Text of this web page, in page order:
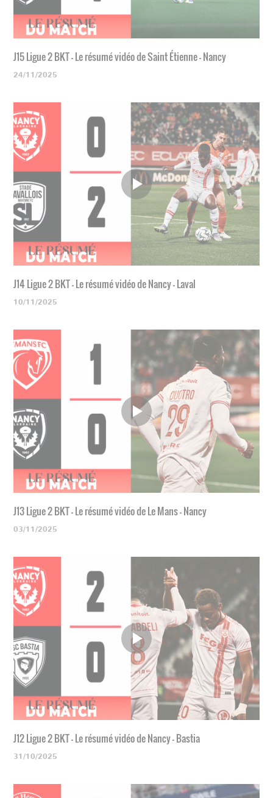
J15 Ligue 2 BKT - Le résumé vidéo de Saint Étienne - Nancy
24/11/2025
J14 Ligue 2 BKT - Le résumé vidéo de Nancy - Laval
10/11/2025
J13 Ligue 2 BKT - Le résumé vidéo de Le Mans - Nancy
03/11/2025
J12 Ligue 2 BKT - Le résumé vidéo de Nancy - Bastia
31/10/2025